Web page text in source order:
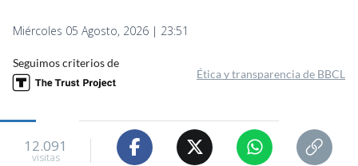
Miércoles 05 Agosto, 2026 | 23:51
Seguimos criterios de
Ética y transparencia de BBCL
12.091
visitas